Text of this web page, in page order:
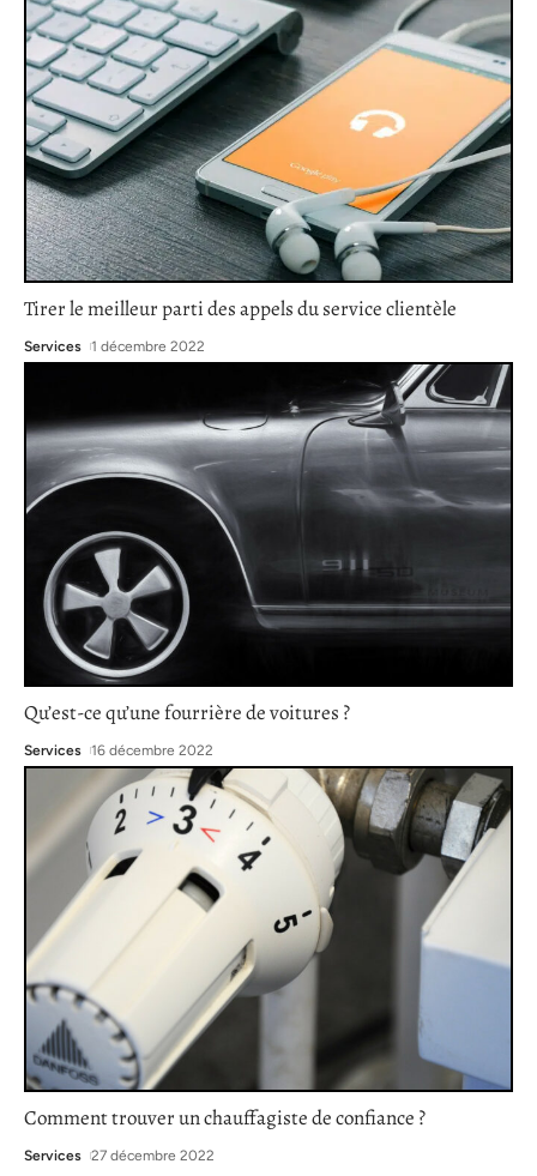
Tirer le meilleur parti des appels du service clientèle
Services 1 décembre 2022
Qu’est-ce qu’une fourrière de voitures ?
Services 16 décembre 2022
Comment trouver un chauffagiste de confiance ?
Services 27 décembre 2022